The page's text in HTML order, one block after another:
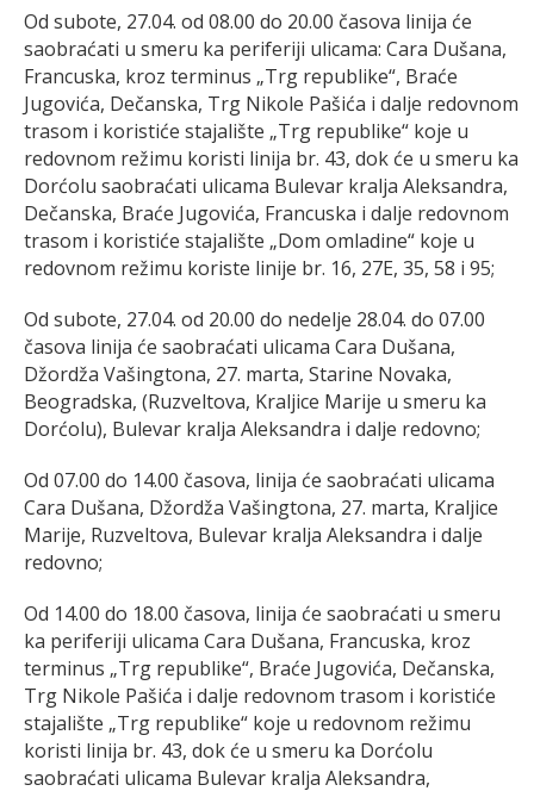
Od subote, 27.04. od 08.00 do 20.00 časova linija će
saobraćati u smeru ka periferiji ulicama: Cara Dušana,
Francuska, kroz terminus „Trg republike“, Braće
Jugovića, Dečanska, Trg Nikole Pašića i dalje redovnom
trasom i koristiće stajalište „Trg republike“ koje u
redovnom režimu koristi linija br. 43, dok će u smeru ka
Dorćolu saobraćati ulicama Bulevar kralja Aleksandra,
Dečanska, Braće Jugovića, Francuska i dalje redovnom
trasom i koristiće stajalište „Dom omladine“ koje u
redovnom režimu koriste linije br. 16, 27E, 35, 58 i 95;
Od subote, 27.04. od 20.00 do nedelje 28.04. do 07.00
časova linija će saobraćati ulicama Cara Dušana,
Džordža Vašingtona, 27. marta, Starine Novaka,
Beogradska, (Ruzveltova, Kraljice Marije u smeru ka
Dorćolu), Bulevar kralja Aleksandra i dalje redovno;
Od 07.00 do 14.00 časova, linija će saobraćati ulicama
Cara Dušana, Džordža Vašingtona, 27. marta, Kraljice
Marije, Ruzveltova, Bulevar kralja Aleksandra i dalje
redovno;
Od 14.00 do 18.00 časova, linija će saobraćati u smeru
ka periferiji ulicama Cara Dušana, Francuska, kroz
terminus „Trg republike“, Braće Jugovića, Dečanska,
Trg Nikole Pašića i dalje redovnom trasom i koristiće
stajalište „Trg republike“ koje u redovnom režimu
koristi linija br. 43, dok će u smeru ka Dorćolu
saobraćati ulicama Bulevar kralja Aleksandra,